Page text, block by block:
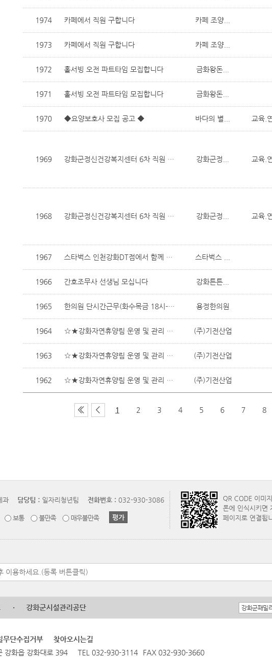
1974 카페에서 직원 구합니다 카페 조양...
1973 카페에서 직원 구합니다 카페 조양...
1972 홀서빙 오전 파트타임 모집합니다 금화왕돈...
1971 홀서빙 오전 파트타임 모집합니다 금화왕돈...
1970 ◆요양보호사 모집 공고 ◆ 바다의 별... 교육.
1969 강화군정신건강복지센터 6차 직원 채용 공고 강화군정... 교육.
1968 강화군정신건강복지센터 6차 직원 채용 공고 강화군정... 교육.
1967 스타벅스 인천강화DT점에서 함께 근무할 파트너분을 모집합니다. 스타벅스 ...
1966 간호조무사 선생님 모십니다 강화튼튼...
1965 한의원 단시간근무(화수목금 18시-19시, 토 8:20-12:50시)하실분요 용정한의원
1964 ☆★강화자연휴양림 운영 및 관리 직원 구인합니다 (주)기전산업
1963 ☆★강화자연휴양림 운영 및 관리 직원 구인합니다 (주)기전산업
1962 ☆★강화자연휴양림 운영 및 관리 직원 구인합니다 (주)기전산업
1 2 3 4 5 6 7 8
과 담당팀 : 일자리청년팀 전화번호 : 032-930-3086
보통 불만족 매우불만족
QR CODE 이미
폰에 인식시키면
페이지로 연결됩
강화군시설관리공단
무단수집거부
찾아오시는길
강화읍 강화대로 394
TEL 032-930-3114 FAX 032-930-3660